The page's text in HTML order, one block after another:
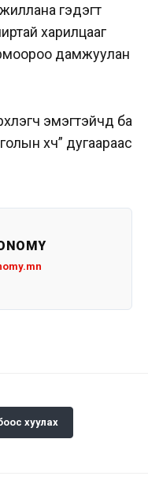
гэдэгт
харилцааг
дамжуулан
эмэгтэйчүүд ба
хүч” дугаараас
хуулах